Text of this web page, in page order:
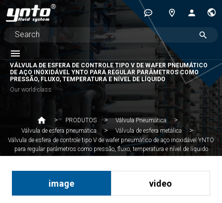
VÁLVULA DE ESFERA DE CONTROLE TIPO V DE WAFER PNEUMÁTICO
DE AÇO INOXIDÁVEL YNTO PARA REGULAR PARÂMETROS COMO
PRESSÃO, FLUXO, TEMPERATURA E NÍVEL DE LÍQUIDO
Our world-class
PRODUTOS
Válvula Pneumática
Válvula de esfera pneumática
Válvula de esfera metálica
Válvula de esfera de controle tipo V de wafer pneumático de aço inoxidável YNTO
para regular parâmetros como pressão, fluxo, temperatura e nível de líquido
image video